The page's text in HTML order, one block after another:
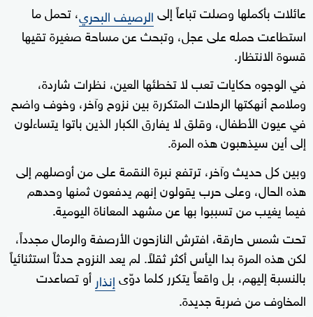
عائلات بأكملها وصلت تباعاً إلىالرصيف البحري، تحمل ما
استطاعت حمله على عجل، وتبحث عن مساحة صغيرة تقيها
قسوة الانتظار.
في الوجوه حكايات تعب لا تخطئها العين، نظرات شاردة،
وملامح أنهكتها الرحلات المتكررة بين نزوح وآخر، وخوف واضح
في عيون الأطفال، وقلق لا يفارق الكبار الذين باتوا يتساءلون
إلى أين سيذهبون هذه المرة.
وبين كل حديث وآخر، ترتفع نبرة النقمة على من أوصلهم إلى
هذه الحال، وعلى حرب يقولون إنهم يدفعون ثمنها وحدهم
فيما يغيب من تسببوا بها عن مشهد المعاناة اليومية.
تحت شمس حارقة، افترش النازحون الأرصفة والرمال مجدداً،
لكن هذه المرة بدا اليأس أكثر ثقلاً. لم يعد النزوح حدثاً استثنائياً
بالنسبة إليهم، بل واقعاً يتكرر كلما دوّىإنذار أو تصاعدت
المخاوف من ضربة جديدة.